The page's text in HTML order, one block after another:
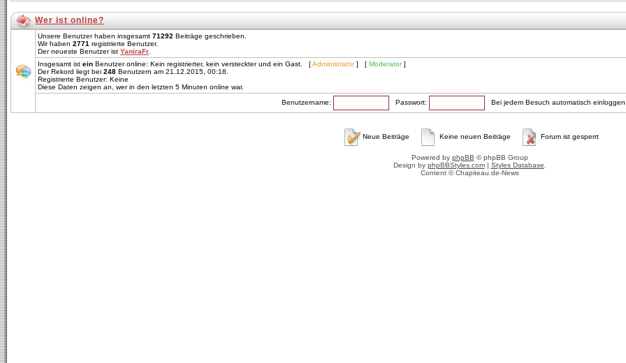
Wer ist online?
Unsere Benutzer haben insgesamt 71292 Beiträge geschrieben.
Wir haben 2771 registrierte Benutzer.
Der neueste Benutzer ist YaniraFr
Insgesamt ist ein Benutzer online: Kein registrierter, kein versteckter und ein Gast. [Administrator] [ Moderator]
Der Rekord liegt bei 248 Benutzern am 21.12.2015, 00:18.
Registrierte Benutzer: Keine
Diese Daten zeigen an, wer in den letzten 5 Minuten online war.
Benutzername: Passwort: Bei jedem Besuch automatisch
Neue Beiträge Keine neuen Beiträge Forum ist gesperrt
Powered by phpBB © phpBB Group
Design by phpBBStyles.com| Styles Database
Content © Chapiteau.de-News